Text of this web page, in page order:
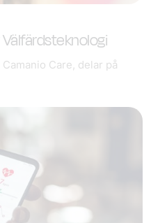
Care, delar på